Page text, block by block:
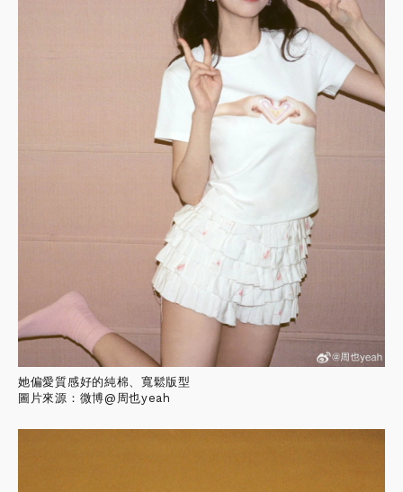
她偏愛質感好的純棉、寬鬆版型
圖片來源：微博@周也yeah